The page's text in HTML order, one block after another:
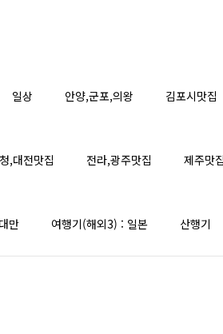
일상 안양,군포,의왕 김포시맛집
,대전맛집 전라,광주맛집 제주맛집
만 여행기(해외3) : 일본 산행기